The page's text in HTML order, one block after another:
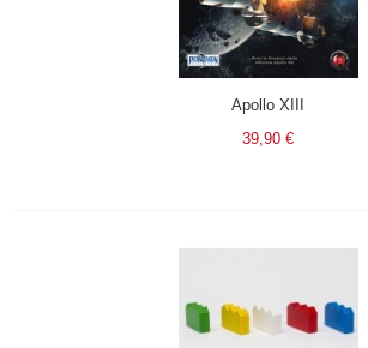
Apollo XIII
39,90 €